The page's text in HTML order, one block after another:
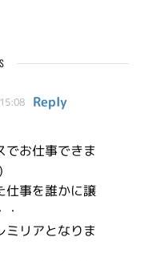
Reply
でお仕事できま
仕事を誰かに譲
ミリアとなりま